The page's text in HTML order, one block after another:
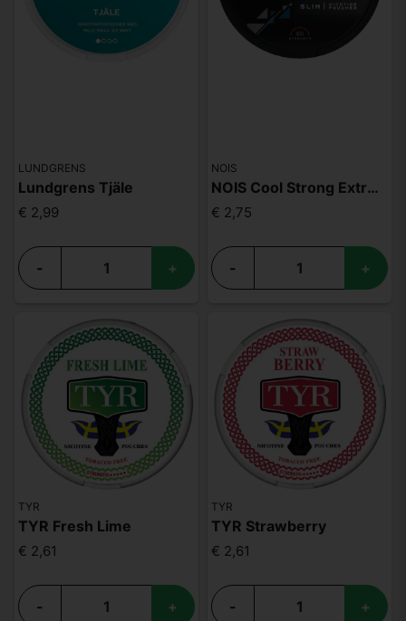
LUNDGRENS
Lundgrens Tjäle
€ 2,99
- +
NOIS
NOIS Cool Strong Extreme 50mg
€ 2,75
- +
TYR
TYR Fresh Lime
€ 2,61
- +
TYR
TYR Strawberry
€ 2,61
- +